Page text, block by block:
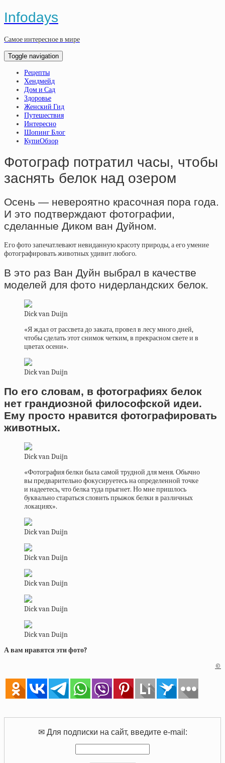
Infodays
Самое интересное в мире
Toggle navigation
Рецепты
Хендмейд
Дом и Сад
Здоровье
Женский Гид
Путешествия
Интересно
Шопинг Блог
КупиОбзор
Фотограф потратил часы, чтобы
заснять белок над озером
Осень — невероятно красочная пора года.
И это подтверждают фотографии,
сделанные Диком ван Дуйном.
Его фото запечатлевают невиданную красоту природы, а его умение
фотографировать животных удивит любого.
В это раз Ван Дуйн выбрал в качестве
моделей для фото нидерландских белок.
Dick van Duijn
«Я ждал от рассвета до заката, провел в лесу много дней,
чтобы сделать этот снимок четким, в прекрасном свете и в
цветах осени».
Dick van Duijn
По его словам, в фотографиях белок
нет грандиозной философской идеи.
Ему просто нравится фотографировать
животных.
Dick van Duijn
«Фотография белки была самой трудной для меня. Обычно
вы предварительно фокусируетесь на определенной точке
и надеетесь, что белка туда прыгнет. Но мне пришлось
буквально стараться словить прыжок белки в различных
локациях».
Dick van Duijn
Dick van Duijn
Dick van Duijn
Dick van Duijn
Dick van Duijn
А вам нравятся эти фото?
©
✉ Для подписки на сайт, введите e-mail: